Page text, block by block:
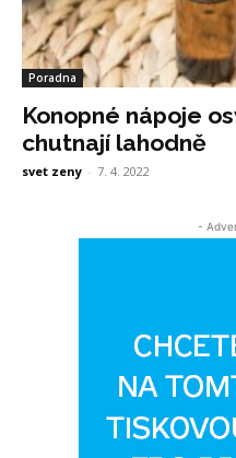
Poradna
Konopné nápoje
chutnají lahodně
svet zeny - 7. 4. 2022
-